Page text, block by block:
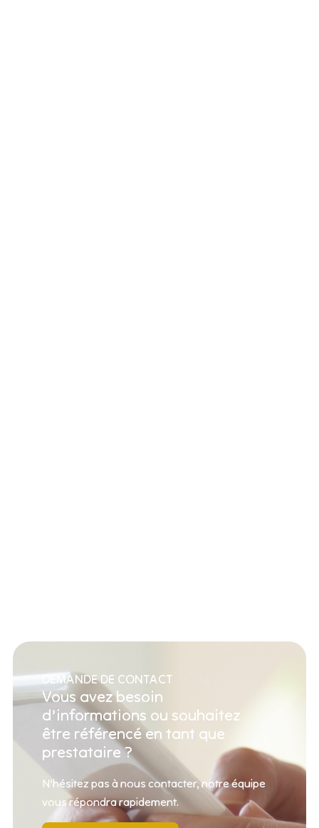
DEMANDE DE CONTACT
Vous avez besoin
d’informations ou souhaitez
être référencé en tant que
prestataire ?
N’hésitez pas à nous contacter, notre équipe
vous répondra rapidement.